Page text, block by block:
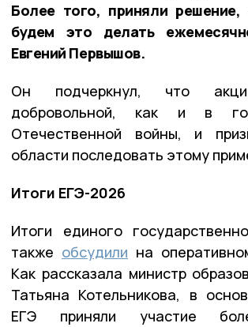
Более того, приняли
будем это делать
Евгений Первышов.
Он подчеркнул, что
добровольной, как и в
Отечественной войны, и
области последовать этому
Итоги ЕГЭ-2026
Итоги единого
также обсудили на
Как рассказала министр
Татьяна Котельникова, в
ЕГЭ приняли участие